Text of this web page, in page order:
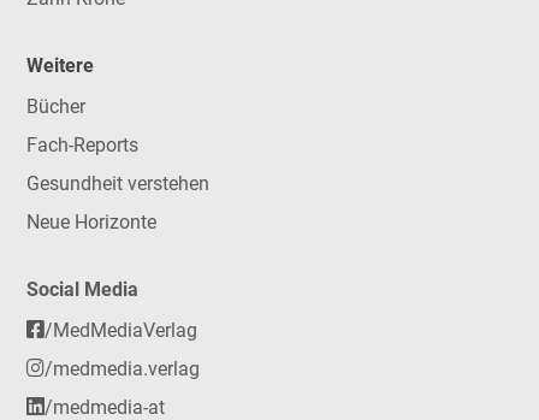
Weitere
Bücher
Fach-Reports
Gesundheit verstehen
Neue Horizonte
Social Media
/MedMediaVerlag
/medmedia.verlag
/medmedia-at